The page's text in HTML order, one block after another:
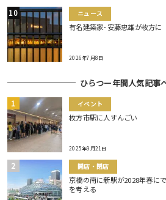
ニュース
有名建築家･安藤忠雄が枚方に
2026年7月8日
ひらつー年間人気記事
イベント
枚方市駅に人すんごい
2025年9月21日
開店・閉店
京橋の南に新駅が2028年春に
を考える